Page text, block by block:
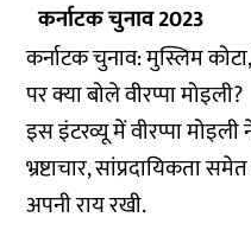
कर्नाटक चुनाव 2023
कर्नाटक चुनाव: मुस्लिम
पर क्या बोले वीरप्पा मोइली?
इस इंटरव्यू में वीरप्पा
भ्रष्टाचार, सांप्रदायिकता
अपनी राय रखी.